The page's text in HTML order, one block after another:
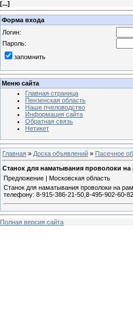
[...]
Форма входа
Логин:
Пароль:
запомнить
Меню сайта
Главная страница
Пензенская область
Наше пчеловодство
Информация сайта
Обратная связь
Нетикет
Главная » Доска объявлений » Пасечное
Станок для наматывания проволоки
Предложение | Московская область
Станок для наматывания проволоки на
телефону: 8-915-386-21-50,8-495-902-60-
Полная версия сайта